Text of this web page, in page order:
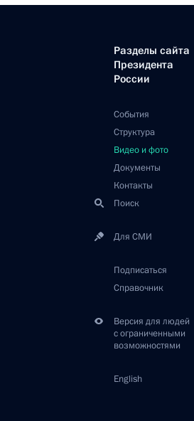
Разделы сайта
Президента
России
События
Структура
Видео и фото
Документы
Контакты
Поиск
Для СМИ
Подписаться
Справочник
Версия для людей
с ограниченными
возможностями
English